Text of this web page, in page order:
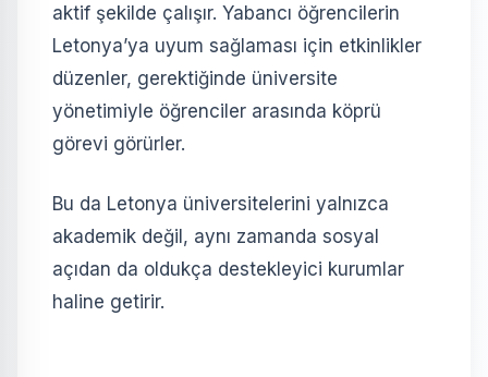
aktif şekilde çalışır. Yabancı öğrencilerin
Letonya’ya uyum sağlaması için etkinlikler
düzenler, gerektiğinde üniversite
yönetimiyle öğrenciler arasında köprü
görevi görürler.
Bu da Letonya üniversitelerini yalnızca
akademik değil, aynı zamanda sosyal
açıdan da oldukça destekleyici kurumlar
haline getirir.